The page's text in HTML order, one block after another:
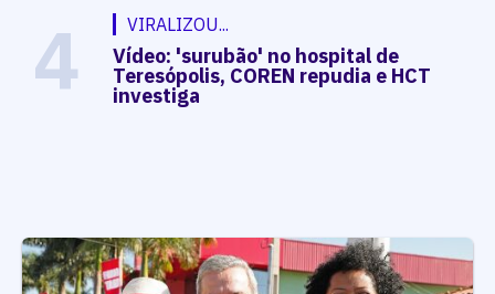
4 VIRALIZOU...
Vídeo: 'surubão' no hospital de
Teresópolis, COREN repudia e HCT
investiga